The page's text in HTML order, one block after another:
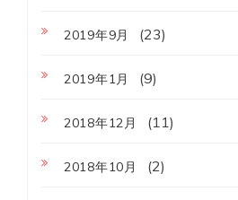
2019年9月 (23)
2019年1月 (9)
2018年12月 (11)
2018年10月 (2)